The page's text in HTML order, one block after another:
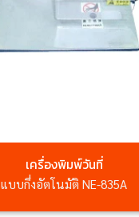
เครื่องพิมพ์วันที่
แบบกึ่งอัตโนมัติ NE-835A